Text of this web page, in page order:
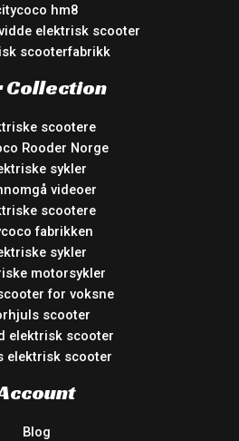
hm8
elektrisk scooter
scooterfabrikk
Collection
scootere
Rooder Norge
sykler
videoer
scootere
fabrikken
sykler
motorsykler
for voksne
scooter
elektrisk scooter
elektrisk scooter
Blog